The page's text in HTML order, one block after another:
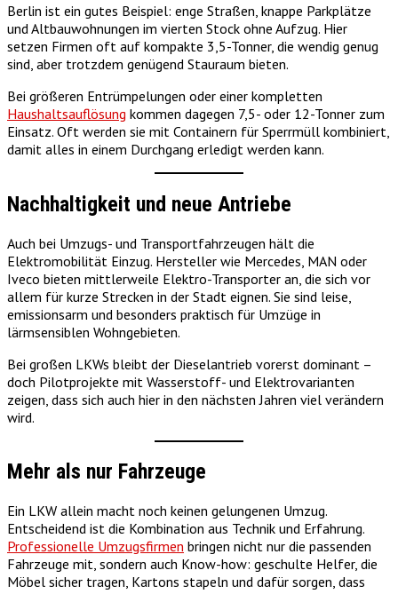
Berlin ist ein gutes Beispiel: enge Straßen, knappe Parkplätze
und Altbauwohnungen im vierten Stock ohne Aufzug. Hier
setzen Firmen oft auf kompakte 3,5-Tonner, die wendig genug
sind, aber trotzdem genügend Stauraum bieten.
Bei größeren Entrümpelungen oder einer kompletten
Haushaltsauflösung kommen dagegen 7,5- oder 12-Tonner zum
Einsatz. Oft werden sie mit Containern für Sperrmüll kombiniert,
damit alles in einem Durchgang erledigt werden kann.
Nachhaltigkeit und neue Antriebe
Auch bei Umzugs- und Transportfahrzeugen hält die
Elektromobilität Einzug. Hersteller wie Mercedes, MAN oder
Iveco bieten mittlerweile Elektro-Transporter an, die sich vor
allem für kurze Strecken in der Stadt eignen. Sie sind leise,
emissionsarm und besonders praktisch für Umzüge in
lärmsensiblen Wohngebieten.
Bei großen LKWs bleibt der Dieselantrieb vorerst dominant –
doch Pilotprojekte mit Wasserstoff- und Elektrovarianten
zeigen, dass sich auch hier in den nächsten Jahren viel verändern
wird.
Mehr als nur Fahrzeuge
Ein LKW allein macht noch keinen gelungenen Umzug.
Entscheidend ist die Kombination aus Technik und Erfahrung.
Professionelle Umzugsfirmen bringen nicht nur die passenden
Fahrzeuge mit, sondern auch Know-how: geschulte Helfer, die
Möbel sicher tragen, Kartons stapeln und dafür sorgen, dass